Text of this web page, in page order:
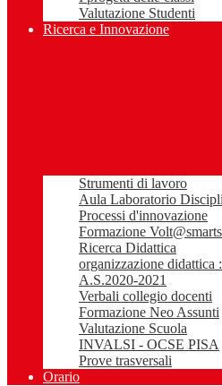
Valutazione Studenti
Ricerca e Innovazione
Strumenti di lavoro
Aula Laboratorio
Processi d'innovazione
Formazione
Ricerca Didattica
organizzazione didattica
A.S.2020-2021
Verbali collegio docenti
Formazione Neo Assunti
Valutazione Scuola
INVALSI - OCSE PISA
Prove trasversali
Orario